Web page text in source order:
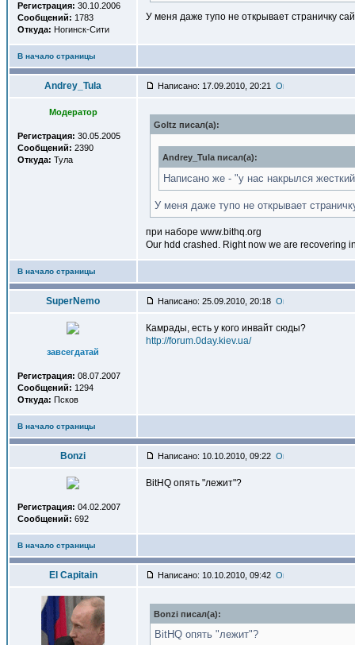
Регистрация: 30.10.2006
Сообщений: 1783
Откуда: Ногинск-Сити
У меня даже тупо не открывает страничку
В начало страницы
Andrey_Tula Написано: 17.09.2010, 20:21
Модератор
Регистрация: 30.05.2005
Сообщений: 2390
Откуда: Тула
Goltz писал(a):
Andrey_Tula писал(a):
Написано же - "у нас накрылся
У меня даже тупо не открывает
при наборе www.bithq.org
Our hdd crashed. Right now we are recovering
В начало страницы
SuperNemo Написано: 25.09.2010, 20:18
завсегдатай
Регистрация: 08.07.2007
Сообщений: 1294
Откуда: Псков
Камрады, есть у кого инвайт сюды?
http://forum.0day.kiev.ua/
В начало страницы
Bonzi Написано: 10.10.2010, 09:22
Регистрация: 04.02.2007
Сообщений: 692
BitHQ опять "лежит"?
В начало страницы
El Capitain Написано: 10.10.2010, 09:42
Bonzi писал(a):
BitHQ опять "лежит"?